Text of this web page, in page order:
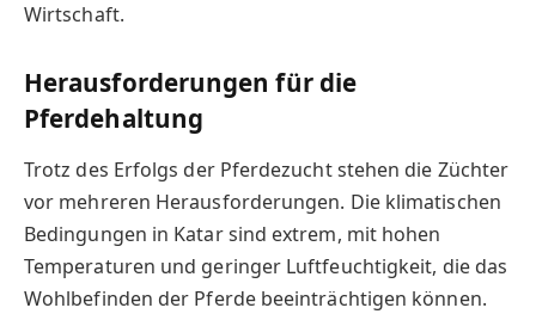
Wirtschaft.
Herausforderungen für die
Pferdehaltung
Trotz des Erfolgs der Pferdezucht stehen die Züchter
vor mehreren Herausforderungen. Die klimatischen
Bedingungen in Katar sind extrem, mit hohen
Temperaturen und geringer Luftfeuchtigkeit, die das
Wohlbefinden der Pferde beeinträchtigen können.